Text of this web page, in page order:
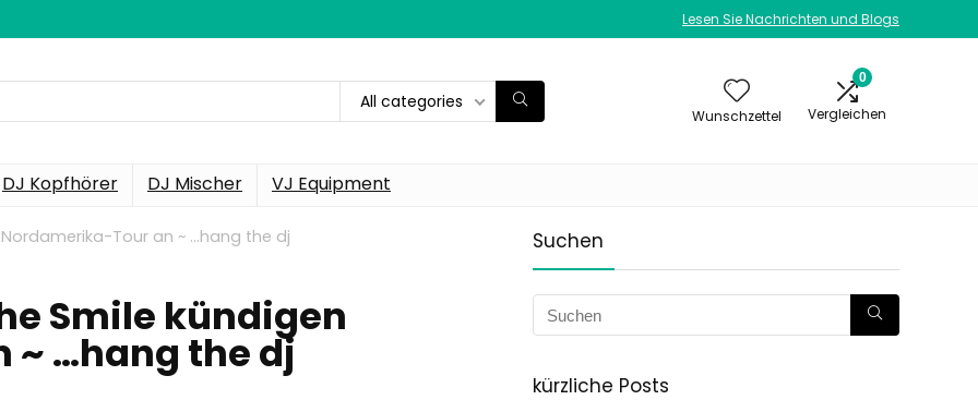
Lesen Sie Nachrichten und Blogs
All categories
Wunschzettel
0
Vergleichen
DJ Kopfhörer DJ Mischer VJ Equipment
Tour an ~ …hang the dj
Smile kündigen
~ …hang the dj
Suchen
kürzliche Posts